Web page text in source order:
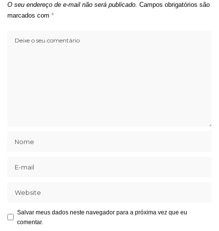
O seu endereço de e-mail não será publicado. Campos obrigatórios são
marcados com *
Salvar meus dados neste navegador para a próxima vez que eu
comentar.